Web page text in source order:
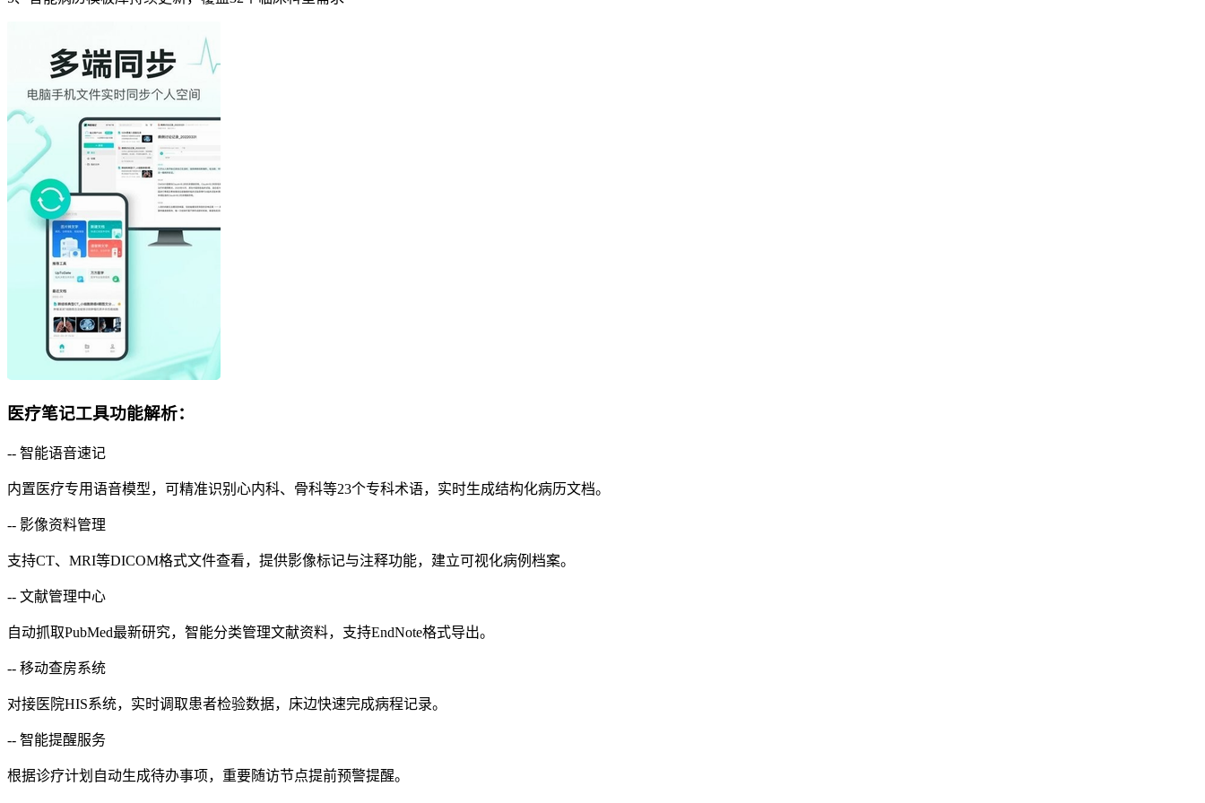
医疗笔记工具功能解析：
-- 智能语音速记
内置医疗专用语音模型，可精准识别心内科、骨科等23个专科术语，实时生成结构化病历文档。
-- 影像资料管理
支持CT、MRI等DICOM格式文件查看，提供影像标记与注释功能，建立可视化病例档案。
-- 文献管理中心
自动抓取PubMed最新研究，智能分类管理文献资料，支持EndNote格式导出。
-- 移动查房系统
对接医院HIS系统，实时调取患者检验数据，床边快速完成病程记录。
-- 智能提醒服务
根据诊疗计划自动生成待办事项，重要随访节点提前预警提醒。